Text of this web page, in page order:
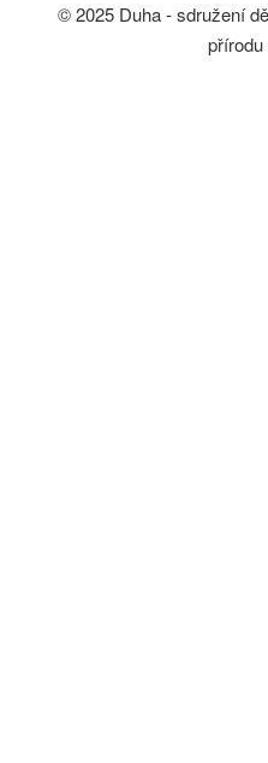
© 2025 Duha - sdružení